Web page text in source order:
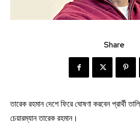
Share
তারেক রহমান দেশে ফিরে ঘোষণা করবেন প্রার্থী
চেয়ারম্যান তারেক রহমান।